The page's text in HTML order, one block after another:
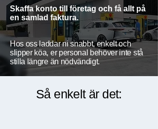
Skaffa konto till företag och få allt på
en samlad faktura.
Hos oss laddar ni snabbt, enkelt och
slipper köa, er personal behöver inte stå
stilla längre än nödvändigt.
Så enkelt är det: